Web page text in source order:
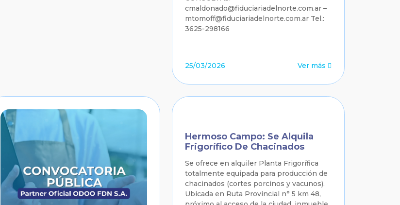
cmaldonado@fiduciariadelnorte.com.ar –
mtomoff@fiduciariadelnorte.com.ar Tel.:
3625-298166
25/03/2026 Ver más
Hermoso Campo: Se Alquila
Frigorífico De Chacinados
Se ofrece en alquiler Planta Frigorífica
totalmente equipada para producción de
chacinados (cortes porcinos y vacunos).
Ubicada en Ruta Provincial n° 5 km 48,